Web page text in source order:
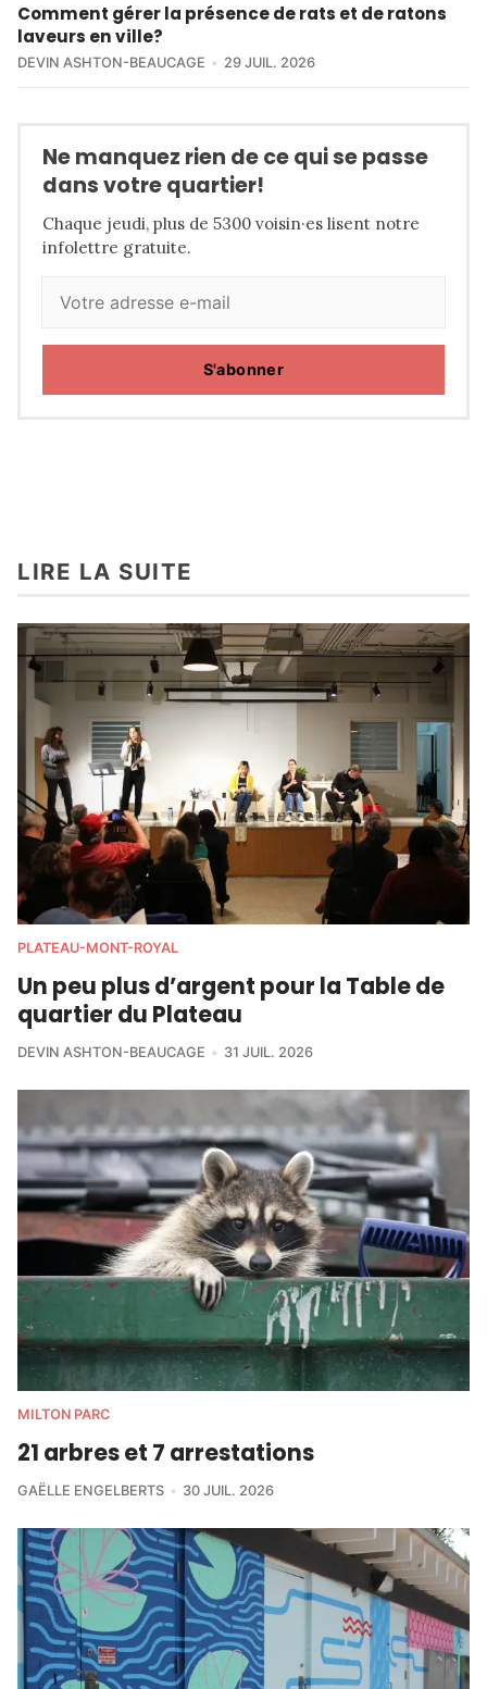
Comment gérer la présence de rats et de ratons
laveurs en ville?
DEVIN ASHTON-BEAUCAGE 29 JUIL. 2026
Ne manquez rien de ce qui se passe
dans votre quartier!
Chaque jeudi, plus de 5300 voisin·es lisent notre
infolettre gratuite.
S'abonner
LIRE LA SUITE
PLATEAU-MONT-ROYAL
Un peu plus d’argent pour la Table de
quartier du Plateau
DEVIN ASHTON-BEAUCAGE 31 JUIL. 2026
MILTON PARC
21 arbres et 7 arrestations
GAËLLE ENGELBERTS 30 JUIL. 2026